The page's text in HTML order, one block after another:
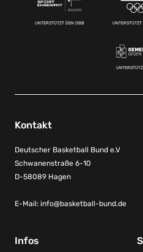
UNTERSTÜTZT DEN DBB
Kontakt
Deutscher Basketball Bund e.V
Schwanenstraße 6-10
D-58089 Hagen
E-Mail: info@basketball-bund.de
Infos